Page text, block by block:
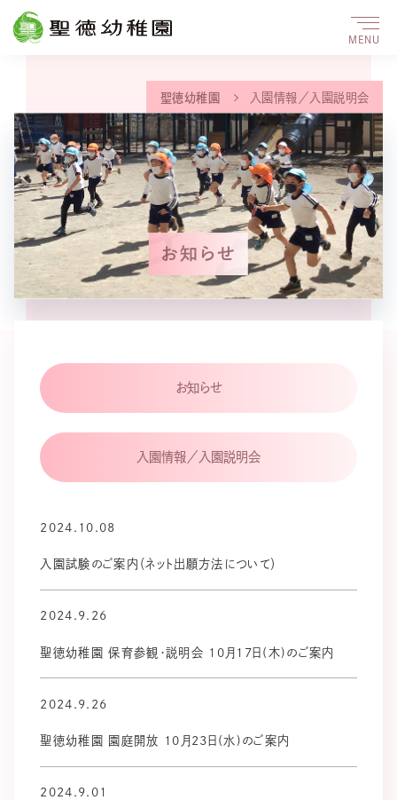
MENU
聖徳幼稚園 入園情報／入園説明会
お知らせ
お知らせ
入園情報／入園説明会
2024.10.08
入園試験のご案内（ネット出願方法について）
2024.9.26
聖徳幼稚園 保育参観・説明会 10月17日(木)のご案内
2024.9.26
聖徳幼稚園 園庭開放 10月23日(水)のご案内
2024.9.01